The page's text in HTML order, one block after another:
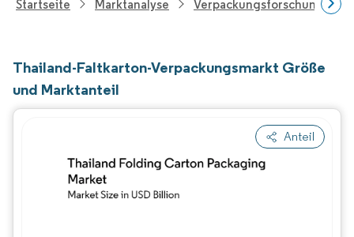
Startseite Marktanalyse Verpackungsforschung
Thailand-Faltkarton-Verpackungsmarkt Größe
und Marktanteil
Anteil